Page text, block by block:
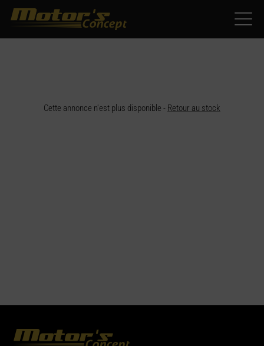
Cette annonce n'est plus disponible - Retour au stock